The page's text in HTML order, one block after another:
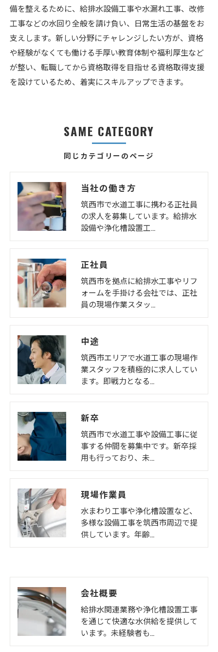
備を整えるために、給排水設備工事や水漏れ工事、改修
工事などの水回り全般を請け負い、日常生活の基盤をお
支えします。新しい分野にチャレンジしたい方が、資格
や経験がなくても働ける手厚い教育体制や福利厚生など
が整い、転職してから資格取得を目指せる資格取得支援
を設けているため、着実にスキルアップできます。
同じカテゴリーのページ
SAME CATEGORY
当社の働き方
筑西市で水道工事に携わる正社員
の求人を募集しています。給排水
設備や浄化槽設置工…
正社員
筑西市を拠点に給排水工事やリフ
ォームを手掛ける会社では、正社
員の現場作業スタッ…
中途
筑西市エリアで水道工事の現場作
業スタッフを積極的に求人してい
ます。即戦力となる…
新卒
筑西市で水道工事や設備工事に従
事する仲間を募集中です。新卒採
用も行っており、未…
現場作業員
水まわり工事や浄化槽設置など、
多様な設備工事を筑西市周辺で提
供しています。年齢…
会社概要
給排水関連業務や浄化槽設置工事
を通じて快適な水供給を提供して
います。未経験者も…